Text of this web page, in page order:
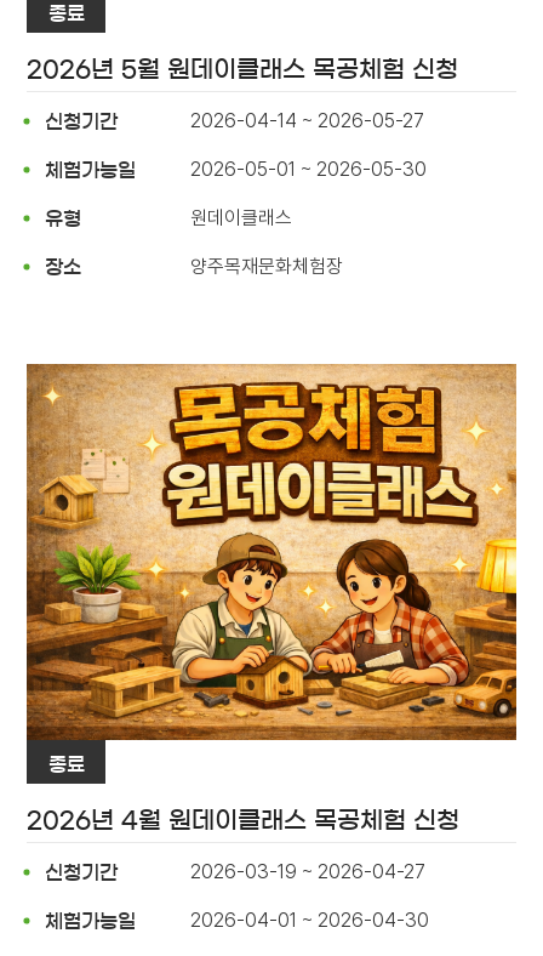
종료
2026년 5월 원데이클래스 목공체험 신청
신청기간 2026-04-14 ~ 2026-05-27
체험가능일 2026-05-01 ~ 2026-05-30
유형 원데이클래스
장소 양주목재문화체험장
종료
2026년 4월 원데이클래스 목공체험 신청
신청기간 2026-03-19 ~ 2026-04-27
체험가능일 2026-04-01 ~ 2026-04-30